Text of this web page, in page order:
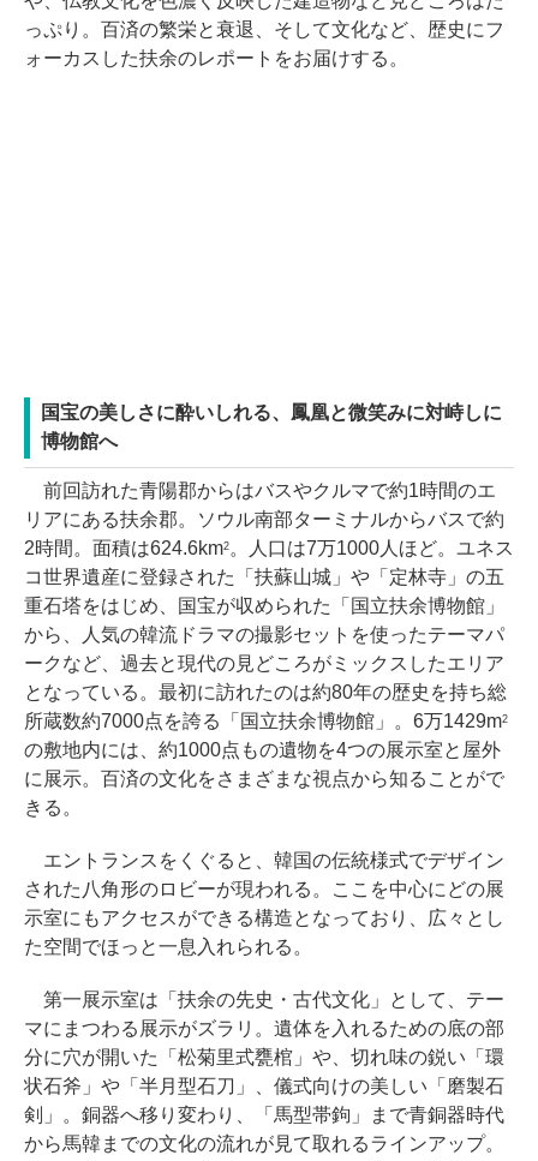
っぷり。百済の繁栄と衰退、そして文化など、歴史にフ
ォーカスした扶余のレポートをお届けする。
国宝の美しさに酔いしれる、鳳凰と微笑みに対峙しに
博物館へ
前回訪れた青陽郡からはバスやクルマで約1時間のエ
リアにある扶余郡。ソウル南部ターミナルからバスで約
2時間。面積は624.6km2。人口は7万1000人ほど。ユネス
コ世界遺産に登録された「扶蘇山城」や「定林寺」の五
重石塔をはじめ、国宝が収められた「国立扶余博物館」
から、人気の韓流ドラマの撮影セットを使ったテーマパ
ークなど、過去と現代の見どころがミックスしたエリア
となっている。最初に訪れたのは約80年の歴史を持ち総
所蔵数約7000点を誇る「国立扶余博物館」。6万1429m2
の敷地内には、約1000点もの遺物を4つの展示室と屋外
に展示。百済の文化をさまざまな視点から知ることがで
きる。
エントランスをくぐると、韓国の伝統様式でデザイン
された八角形のロビーが現われる。ここを中心にどの展
示室にもアクセスができる構造となっており、広々とし
た空間でほっと一息入れられる。
第一展示室は「扶余の先史・古代文化」として、テー
マにまつわる展示がズラリ。遺体を入れるための底の部
分に穴が開いた「松菊里式甕棺」や、切れ味の鋭い「環
状石斧」や「半月型石刀」、儀式向けの美しい「磨製石
剣」。銅器へ移り変わり、「馬型帯鉤」まで青銅器時代
から馬韓までの文化の流れが見て取れるラインアップ。